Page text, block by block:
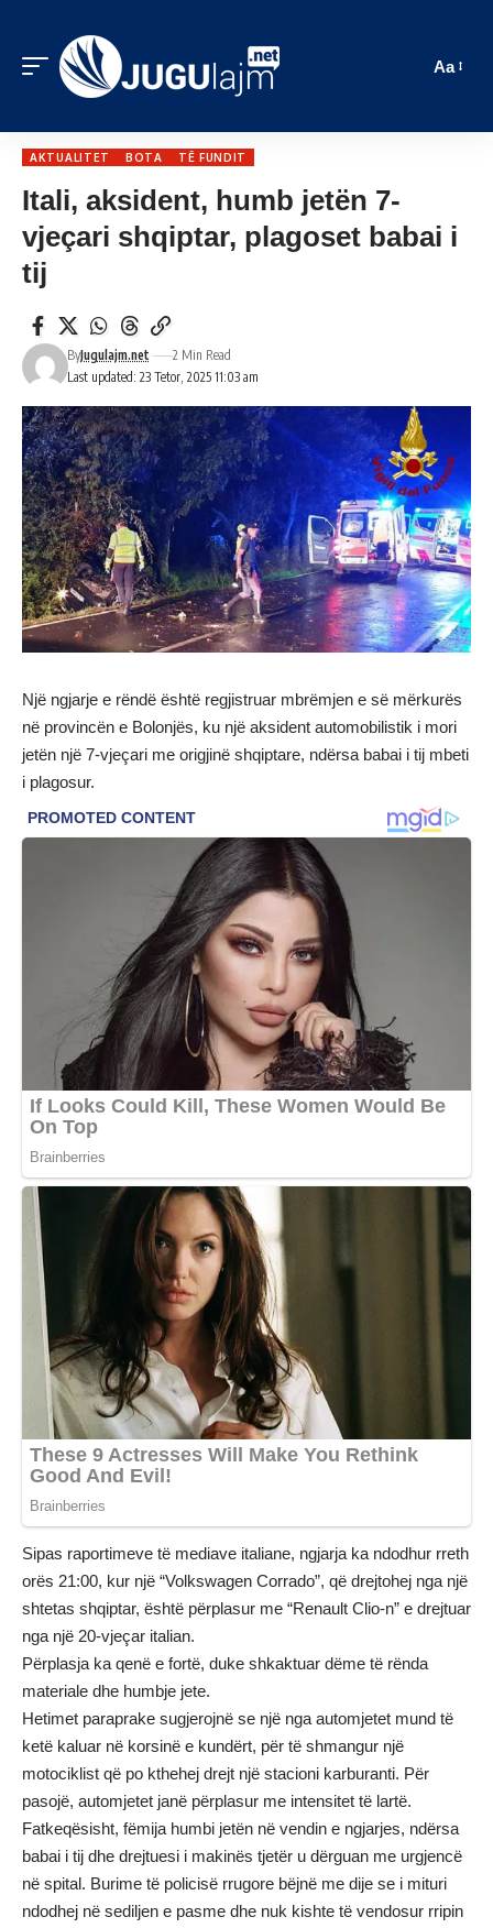
Aa
AKTUALITET BOTA TË FUNDIT
Itali, aksident, humb jetën 7-
vjeçari shqiptar, plagoset babai i
tij
Last updated: 23 Tetor, 2025 11:03 am
ByJugulajm.net 2 Min Read
Një ngjarje e rëndë është regjistruar mbrëmjen e së mërkurës
në provincën e Bolonjës, ku një aksident automobilistik i mori
jetën një 7-vjeçari me origjinë shqiptare, ndërsa babai i tij mbeti
i plagosur.
Sipas raportimeve të mediave italiane, ngjarja ka ndodhur rreth
orës 21:00, kur një “Volkswagen Corrado”, që drejtohej nga një
shtetas shqiptar, është përplasur me “Renault Clio-n” e drejtuar
nga një 20-vjeçar italian.
Përplasja ka qenë e fortë, duke shkaktuar dëme të rënda
materiale dhe humbje jete.
Hetimet paraprake sugjerojnë se një nga automjetet mund të
ketë kaluar në korsinë e kundërt, për të shmangur një
motociklist që po kthehej drejt një stacioni karburanti. Për
pasojë, automjetet janë përplasur me intensitet të lartë.
Fatkeqësisht, fëmija humbi jetën në vendin e ngjarjes, ndërsa
babai i tij dhe drejtuesi i makinës tjetër u dërguan me urgjencë
në spital. Burime të policisë rrugore bëjnë me dije se i mituri
ndodhej në sediljen e pasme dhe nuk kishte të vendosur rripin